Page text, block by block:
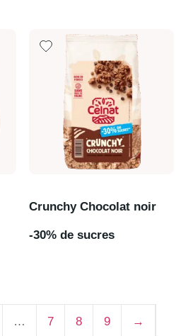
Crunchy Chocolat noir
-30% de sucres
… 7 8 9 →